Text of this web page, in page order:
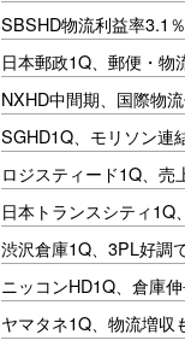
SBSHD物流利益率3.1
日本郵政1Q、郵便・物
NXHD中間期、国際物
SGHD1Q、モリソン連
ロジスティード1Q、売
日本トランスシティ1Q
渋沢倉庫1Q、3PL好調
ニッコンHD1Q、倉庫
ヤマタネ1Q、物流増収